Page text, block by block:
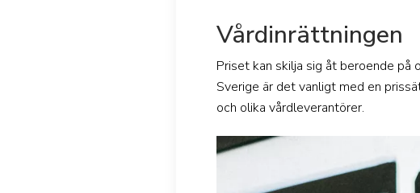
Vårdinrättningen
Priset kan skilja sig åt beroende på
Sverige är det vanligt med en
och olika vårdleverantörer.